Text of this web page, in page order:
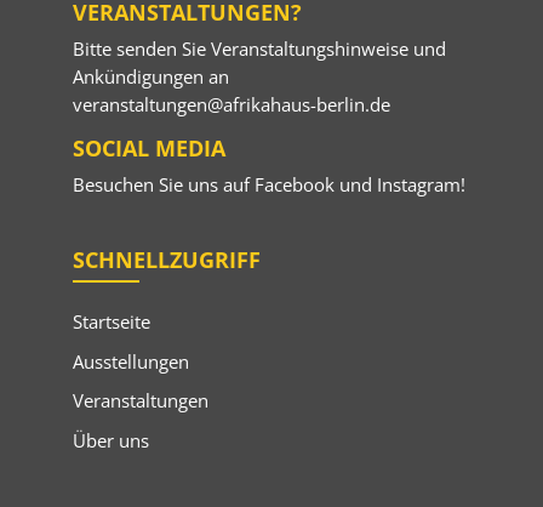
VERANSTALTUNGEN?
Bitte senden Sie Veranstaltungshinweise und
Ankündigungen an
veranstaltungen@afrikahaus-berlin.de
SOCIAL MEDIA
Besuchen Sie uns auf Facebookund Instagram!
SCHNELLZUGRIFF
Startseite
Ausstellungen
Veranstaltungen
Über uns